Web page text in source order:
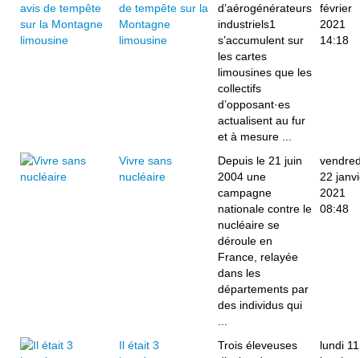
de tempête sur la
Montagne
limousine
d’aérogénérateurs
industriels1
s’accumulent sur
les cartes
limousines que les
collectifs
d’opposant·es
actualisent au fur
et à mesure ...
février
2021
14:18
Vivre sans
nucléaire
Depuis le 21 juin
2004 une
campagne
nationale contre le
nucléaire se
déroule en
France, relayée
dans les
départements par
des individus qui
22
2021
08:48
Il était 3
Trois éleveuses
lundi 11